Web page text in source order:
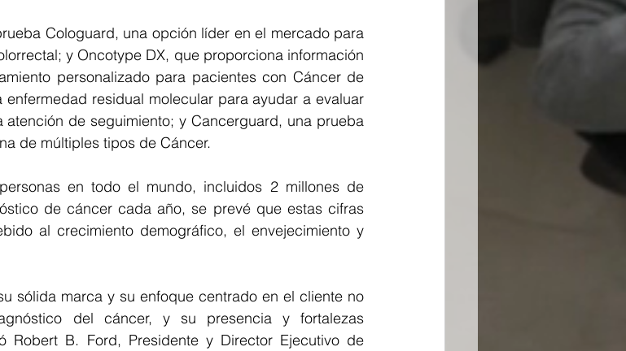
Cologuard, una opción líder en el mercado para
y Oncotype DX, que proporciona información
personalizado para pacientes con Cáncer de
residual molecular para ayudar a evaluar
de seguimiento; y Cancerguard, una prueba
de múltiples tipos de Cáncer.
en todo el mundo, incluidos 2 millones de
de cáncer cada año, se prevé que estas cifras
al crecimiento demográfico, el envejecimiento y
sólida marca y su enfoque centrado en el cliente no
del cáncer, y su presencia y fortalezas
Robert B. Ford, Presidente y Director Ejecutivo de